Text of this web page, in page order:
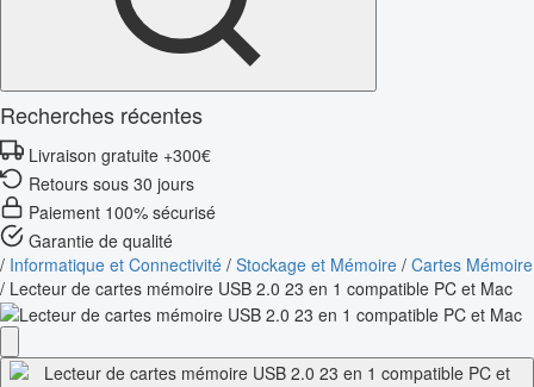
Recherches récentes
Livraison gratuite +300€
Retours sous 30 jours
Paiement 100% sécurisé
Garantie de qualité
/ Informatique et Connectivité / Stockage et Mémoire / Cartes Mémoire
/ Lecteur de cartes mémoire USB 2.0 23 en 1 compatible PC et Mac